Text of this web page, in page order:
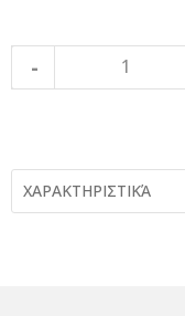
ΧΑΡΑΚΤΗΡΙΣΤΙΚΆ